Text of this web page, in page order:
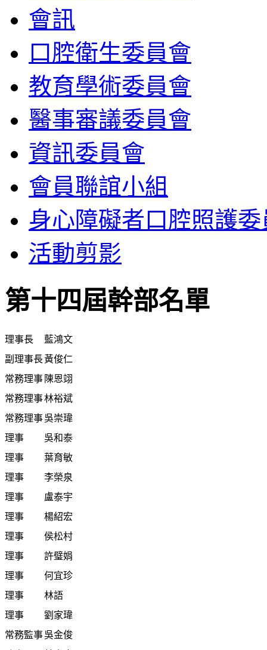
會訊
口腔衛生委員會
教育學術委員會
醫事審議委員會
資訊委員會
會員聯誼小組
身心障礙者口腔照護委
活動剪影
第十四屆幹部名單
理事長
藍鴻文
副理事長黃俊仁
常務理事 陳恩翊
常務理事林裕斌
常務理事吳崇瑋
理事
吳和泰
理事
葉育敏
理事
李榮泉
理事
盧泰宇
理事
楊紹宏
理事
侯松村
理事
許璧娟
理事
何宜珍
理事
林語
理事
劉家瑋
常務監事吳金俊